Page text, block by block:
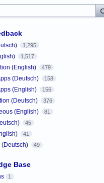
1,295
1,517
(English) 479
(Deutsch) 158
(English) 156
(Deutsch) 376
(English) 81
45
41
49
Base
1